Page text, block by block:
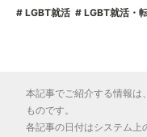
LGBT就活 LGBT就活・
本記事でご紹介する情報は
ものです。
各記事の日付はシステム上